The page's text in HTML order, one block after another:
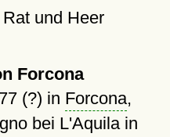
Rat und Heer
Forcona
(?) in Forcona,
bei L'Aquila in